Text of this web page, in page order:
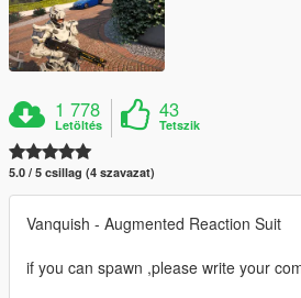
1 778
Letöltés
43
Tetszik
5.0 / 5 csillag (4 szavazat)
Vanquish - Augmented Reaction Suit
if you can spawn ,please write your